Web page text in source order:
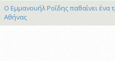
Ο Εμμανουήλ Ροΐδης παθαίνει ένα
Αθήνας